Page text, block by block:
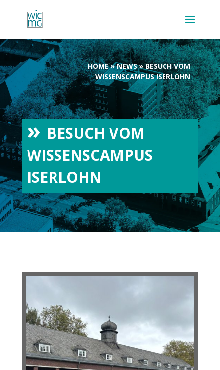
HOME»NEWS»BESUCH VOM
WISSENSCAMPUS ISERLOHN
BESUCH VOM
WISSENSCAMPUS
ISERLOHN